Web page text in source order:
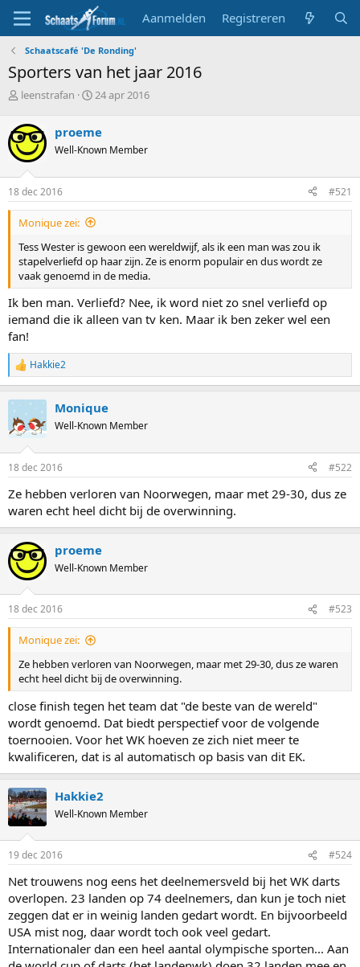
Aanmelden Registreren
Schaatscafé 'De Ronding'
Sporters van het jaar 2016
T
p
i
c
s
t
a
r
t
r
leenstrafan
S
r
t
a
u
m
24 apr 2016
proeme
Well-Known Member
18 dec 2016 #521
Monique zei:
Tess Wester is gewoon een wereldwijf, als ik een man was zou ik
stapelverliefd op haar zijn. Ze is enorm populair en dus wordt ze
vaak genoemd in de media.
Ik ben man. Verliefd? Nee, ik word niet zo snel verliefd op
iemand die ik alleen van tv ken. Maar ik ben zeker wel een
fan!
R
e
c
t
i
s
Hakkie2
Monique
Well-Known Member
18 dec 2016 #522
Ze hebben verloren van Noorwegen, maar met 29-30, dus ze
waren echt heel dicht bij de overwinning.
proeme
Well-Known Member
18 dec 2016 #523
Monique zei:
Ze hebben verloren van Noorwegen, maar met 29-30, dus ze waren
echt heel dicht bij de overwinning.
close finish tegen het team dat "de beste van de wereld"
wordt genoemd. Dat biedt perspectief voor de volgende
toernooien. Voor het WK hoeven ze zich niet meer te
kwalificeren, dat is al automatisch op basis van dit EK.
Hakkie2
Well-Known Member
19 dec 2016 #524
Net trouwens nog eens het deelnemersveld bij het WK darts
overlopen. 23 landen op 74 deelnemers, dan kun je toch niet
zeggen dat er in weinig landen gedart wordt. En bijvoorbeeld
USA mist nog, daar wordt toch ook veel gedart.
Internationaler dan een heel aantal olympische sporten... Aan